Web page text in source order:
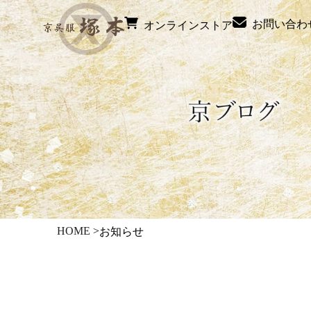
オンラインストア お問い合わ
HOME >お知らせ